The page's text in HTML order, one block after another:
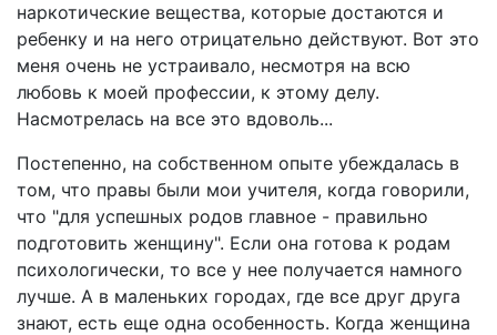
наркотические вещества, которые достаются и
ребенку и на него отрицательно действуют. Вот это
меня очень не устраивало, несмотря на всю
любовь к моей профессии, к этому делу.
Насмотрелась на все это вдоволь...
Постепенно, на собственном опыте убеждалась в
том, что правы были мои учителя, когда говорили,
что "для успешных родов главное - правильно
подготовить женщину". Если она готова к родам
психологически, то все у нее получается намного
лучше. А в маленьких городах, где все друг друга
знают, есть еще одна особенность. Когда женщина